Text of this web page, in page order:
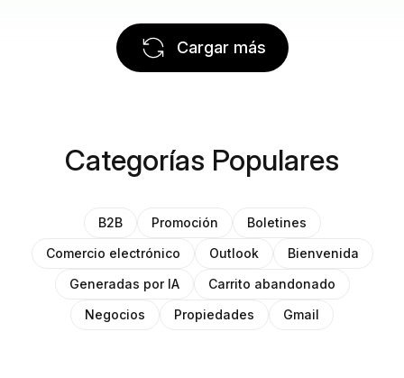
Cargar más
Categorías Populares
B2B Promoción
Boletines
Comercio electrónico
Outlook
Bienvenida
Generadas por IA
Carrito abandonado
Negocios
Propiedades Gmail